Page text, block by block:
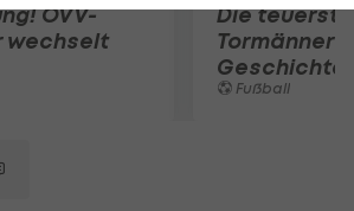
ÖVV-
wechselt
Die
Tormänner
Geschichte
Fußball